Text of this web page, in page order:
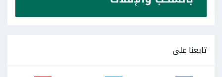
تابعنا على